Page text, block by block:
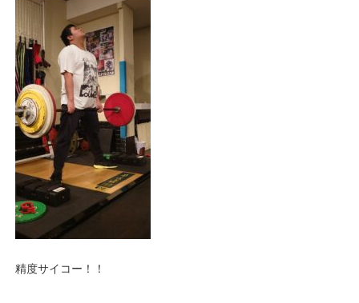
精度サイコー！！